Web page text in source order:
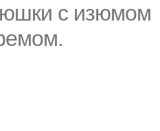
с изюмом